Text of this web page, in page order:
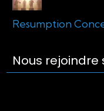
Resumption
Nous rejoindre